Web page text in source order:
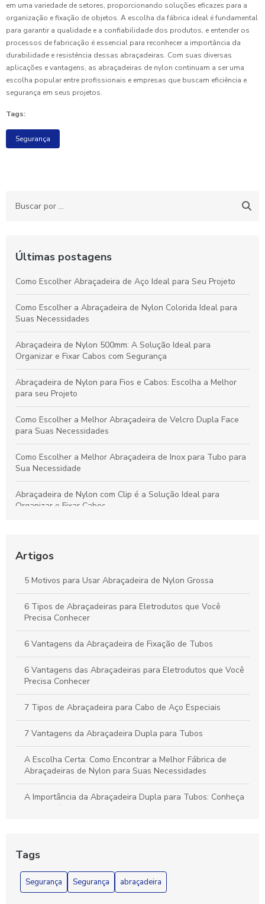
em uma variedade de setores, proporcionando soluções eficazes para a
organização e fixação de objetos. A escolha da fábrica ideal é fundamental
para garantir a qualidade e a confiabilidade dos produtos, e entender os
processos de fabricação é essencial para reconhecer a importância da
durabilidade e resistência dessas abraçadeiras. Com suas diversas
aplicações e vantagens, as abraçadeiras de nylon continuam a ser uma
escolha popular entre profissionais e empresas que buscam eficiência e
segurança em seus projetos.
Tags:
Segurança
Últimas postagens
Como Escolher Abraçadeira de Aço Ideal para Seu Projeto
Como Escolher a Abraçadeira de Nylon Colorida Ideal para
Suas Necessidades
Abraçadeira de Nylon 500mm: A Solução Ideal para
Organizar e Fixar Cabos com Segurança
Abraçadeira de Nylon para Fios e Cabos: Escolha a Melhor
para seu Projeto
Como Escolher a Melhor Abraçadeira de Velcro Dupla Face
para Suas Necessidades
Como Escolher a Melhor Abraçadeira de Inox para Tubo para
Sua Necessidade
Abraçadeira de Nylon com Clip é a Solução Ideal para
Organizar e Fixar Cabos
melhor fornecedor para suas necessidades
Como Escolher as Melhores Abraçadeiras para Tubos de Aço
Artigos
5 Motivos para Usar Abraçadeira de Nylon Grossa
6 Tipos de Abraçadeiras para Eletrodutos que Você
Precisa Conhecer
6 Vantagens da Abraçadeira de Fixação de Tubos
6 Vantagens das Abraçadeiras para Eletrodutos que Você
Precisa Conhecer
7 Tipos de Abraçadeira para Cabo de Aço Especiais
7 Vantagens da Abraçadeira Dupla para Tubos
A Escolha Certa: Como Encontrar a Melhor Fábrica de
Abraçadeiras de Nylon para Suas Necessidades
A Importância da Abraçadeira Dupla para Tubos: Conheça
os Benefícios e Aplicações
Abraçadeira aço galvanizado é a solução ideal para
fixação segura
Tags
Segurança Segurança abraçadeira